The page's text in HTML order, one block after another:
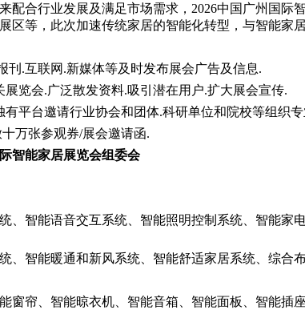
配合行业发展及满足市场需求，2026中国广州国
区等，此次加速传统家居的智能化转型，与智能
刊.互联网.新媒体等及时发布展会广告及信息.
览会.广泛散发资料.吸引潜在用户.扩大展会宣传.
平台邀请行业协会和团体.科研单位和院校等组织
万张参观券/展会邀请函.
智能家居展览会组委会
、智能语音交互系统、智能照明控制系统、智能
、智能暖通和新风系统、智能舒适家居系统、综
窗帘、智能晾衣机、智能音箱、智能面板、智能